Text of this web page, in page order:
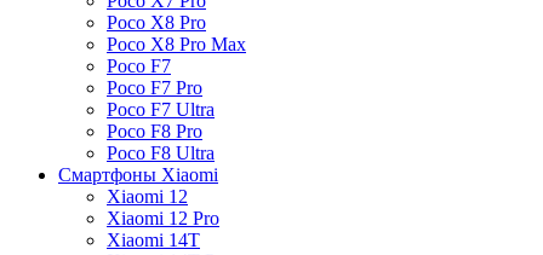
Poco X8 Pro
Poco X8 Pro Max
Poco F7
Poco F7 Pro
Poco F7 Ultra
Poco F8 Pro
Poco F8 Ultra
Смартфоны Xiaomi
Xiaomi 12
Xiaomi 12 Pro
Xiaomi 14T